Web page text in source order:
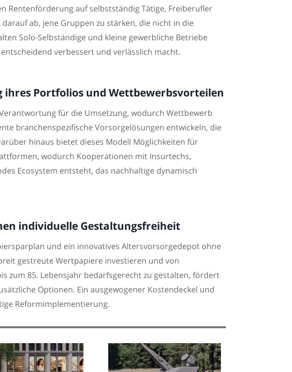
Rentenförderung auf selbstständig Tätige, Freiberufler
ab, jene Gruppen zu stärken, die nicht in die
Solo-Selbständige und kleine gewerbliche Betriebe
verbessert und verlässlich macht.
Portfolios und Wettbewerbsvorteilen
für die Umsetzung, wodurch Wettbewerb
branchenspezifische Vorsorgelösungen entwickeln, die
hinaus bietet dieses Modell Möglichkeiten für
wodurch Kooperationen mit Insurtechs,
Ecosystem entsteht, das nachhaltige dynamisch
individuelle Gestaltungsfreiheit
und ein innovatives Altersvorsorgedepot ohne
gestreute Wertpapiere investieren und von
zum 85. Lebensjahr bedarfsgerecht zu gestalten, fördert
Optionen. Ein ausgewogener Kostendeckel und
Reformimplementierung.